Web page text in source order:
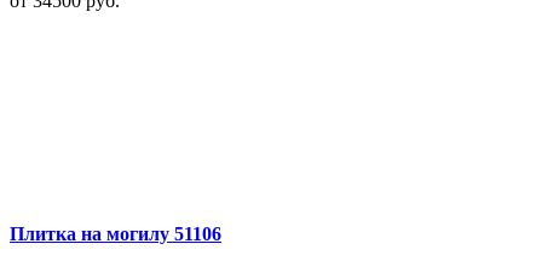
Плитка на могилу 51106